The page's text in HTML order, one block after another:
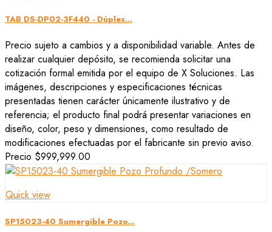
TAB DS-DP02-3F440 - Dúplex...
Precio sujeto a cambios y a disponibilidad variable. Antes de
realizar cualquier depósito, se recomienda solicitar una
cotización formal emitida por el equipo de X Soluciones. Las
imágenes, descripciones y especificaciones técnicas
presentadas tienen carácter únicamente ilustrativo y de
referencia; el producto final podrá presentar variaciones en
diseño, color, peso y dimensiones, como resultado de
modificaciones efectuadas por el fabricante sin previo aviso.
Precio $999,999.00
Quick view
SP15023-40 Sumergible Pozo...